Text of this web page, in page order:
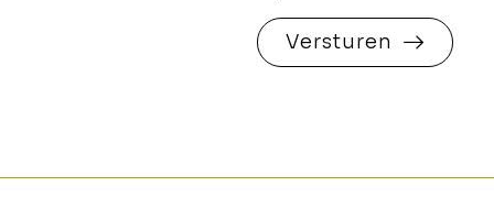
Versturen